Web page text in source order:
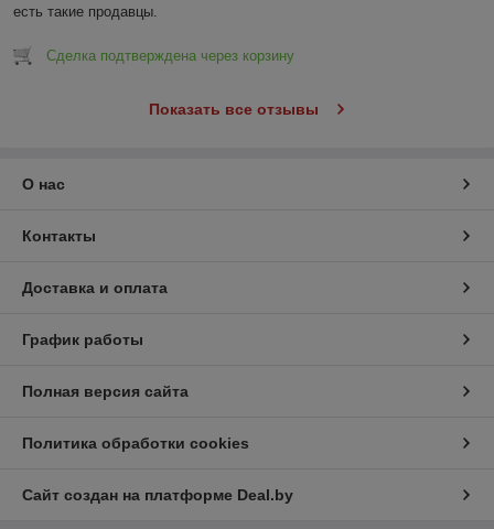
есть такие продавцы.
Сделка подтверждена через корзину
Показать все отзывы
О нас
Контакты
Доставка и оплата
График работы
Полная версия сайта
Политика обработки cookies
Сайт создан на платформе Deal.by